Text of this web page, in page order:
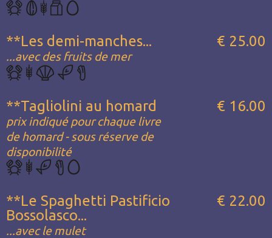
**Les demi-manches...
...avec des fruits de mer
€ 25.00
**Tagliolini au homard
prix indiqué pour chaque livre
de homard - sous réserve de
disponibilité
€ 16.00
**Le Spaghetti Pastificio
Bossolasco...
...avec le mulet
€ 22.00